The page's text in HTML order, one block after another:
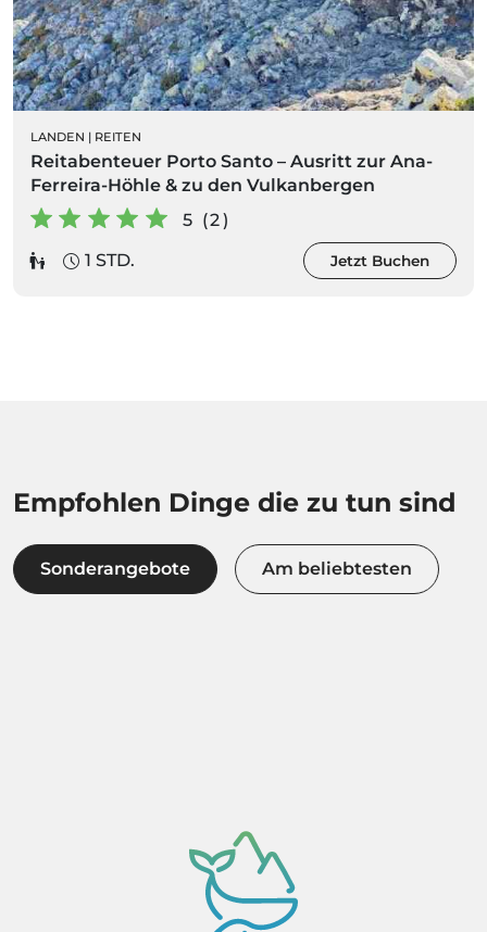
LANDEN | REITEN
Reitabenteuer Porto Santo – Ausritt zur Ana-
Ferreira-Höhle & zu den Vulkanbergen
5 (2)
1 STD.
Jetzt Buchen
Empfohlen Dinge die zu tun sind
Sonderangebote Am beliebtesten